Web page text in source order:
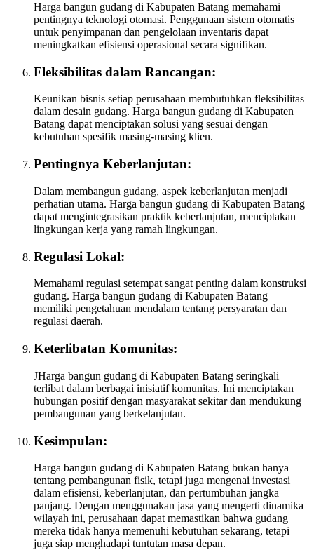
Harga bangun gudang di Kabupaten Batang memahami
pentingnya teknologi otomasi. Penggunaan sistem otomatis
untuk penyimpanan dan pengelolaan inventaris dapat
meningkatkan efisiensi operasional secara signifikan.
Fleksibilitas dalam Rancangan:
Keunikan bisnis setiap perusahaan membutuhkan fleksibilitas
dalam desain gudang. Harga bangun gudang di Kabupaten
Batang dapat menciptakan solusi yang sesuai dengan
kebutuhan spesifik masing-masing klien.
Pentingnya Keberlanjutan:
Dalam membangun gudang, aspek keberlanjutan menjadi
perhatian utama. Harga bangun gudang di Kabupaten Batang
dapat mengintegrasikan praktik keberlanjutan, menciptakan
lingkungan kerja yang ramah lingkungan.
Regulasi Lokal:
Memahami regulasi setempat sangat penting dalam konstruksi
gudang. Harga bangun gudang di Kabupaten Batang
memiliki pengetahuan mendalam tentang persyaratan dan
regulasi daerah.
Keterlibatan Komunitas:
JHarga bangun gudang di Kabupaten Batang seringkali
terlibat dalam berbagai inisiatif komunitas. Ini menciptakan
hubungan positif dengan masyarakat sekitar dan mendukung
pembangunan yang berkelanjutan.
Kesimpulan:
Harga bangun gudang di Kabupaten Batang bukan hanya
tentang pembangunan fisik, tetapi juga mengenai investasi
dalam efisiensi, keberlanjutan, dan pertumbuhan jangka
panjang. Dengan menggunakan jasa yang mengerti dinamika
wilayah ini, perusahaan dapat memastikan bahwa gudang
mereka tidak hanya memenuhi kebutuhan sekarang, tetapi
juga siap menghadapi tuntutan masa depan.